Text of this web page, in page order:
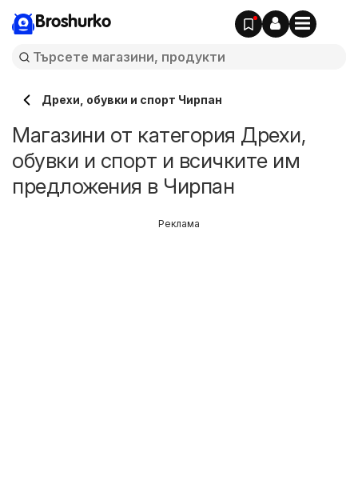
Broshurko
Дрехи, обувки и спорт Чирпан
Магазини от категория Дрехи,
обувки и спорт и всичките им
предложения в Чирпан
Реклама